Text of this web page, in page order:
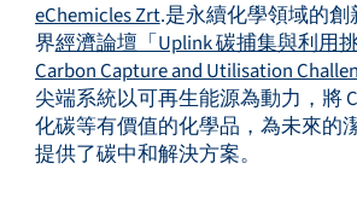
應用領域
服務與支援
eChemicles Zrt.是永續化學領域的
界經濟論壇「Uplink 碳捕集與利用
Carbon Capture and Utilisation
尖端系統以可再生能源為動力，將
化碳等有價值的化學品，為未來的
提供了碳中和解決方案。